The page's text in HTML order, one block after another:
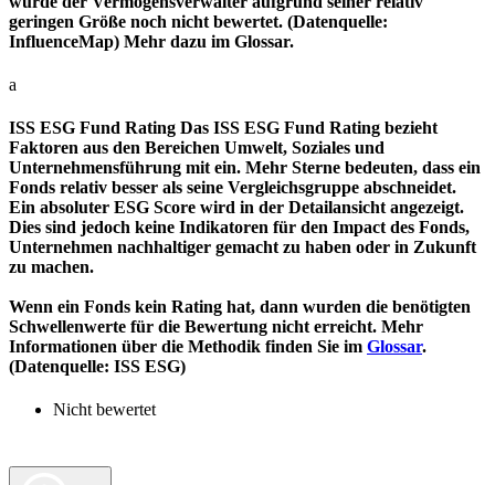
geringen Größe noch nicht bewertet. (Datenquelle:
InfluenceMap) Mehr dazu im Glossar.
a
ISS ESG Fund Rating Das ISS ESG Fund Rating bezieht
Faktoren aus den Bereichen Umwelt, Soziales und
Unternehmensführung mit ein. Mehr Sterne bedeuten, dass ein
Fonds relativ besser als seine Vergleichsgruppe abschneidet.
Ein absoluter ESG Score wird in der Detailansicht angezeigt.
Dies sind jedoch keine Indikatoren für den Impact des Fonds,
Unternehmen nachhaltiger gemacht zu haben oder in Zukunft
zu machen.
Wenn ein Fonds kein Rating hat, dann wurden die benötigten
Schwellenwerte für die Bewertung nicht erreicht. Mehr
Informationen über die Methodik finden Sie im Glossar.
(Datenquelle: ISS ESG)
Nicht bewertet